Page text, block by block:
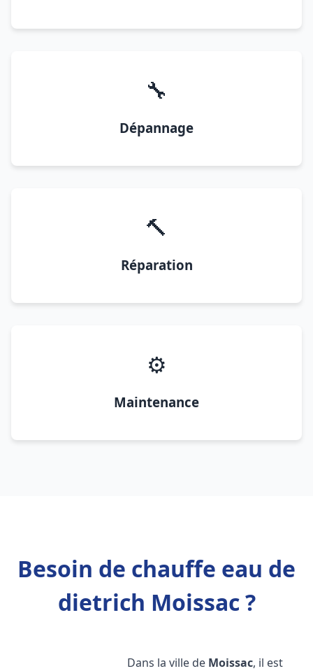
🔧
Dépannage
🔨
Réparation
⚙️
Maintenance
Besoin de chauffe eau de
dietrich Moissac ?
Dans la ville de Moissac, il est